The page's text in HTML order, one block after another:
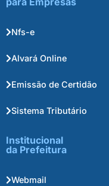
Nfs-e
Alvará Online
Emissão de Certidão
Sistema Tributário
Institucional
da Prefeitura
Webmail